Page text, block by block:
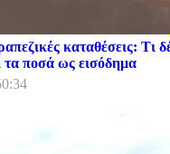
καταθέσεις: Τι
τα ποσά ως εισόδημα